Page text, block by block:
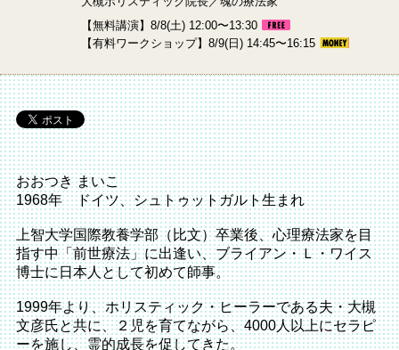
【無料講演】8/8(土) 12:00〜13:30
【有料ワークショップ】8/9(日) 14:45〜16:15
おおつき まいこ
1968年 ドイツ、シュトゥットガルト生まれ
上智大学国際教養学部（比文）卒業後、心理療法家を目
指す中「前世療法」に出逢い、ブライアン・Ｌ・ワイス
博士に日本人として初めて師事。
1999年より、ホリスティック・ヒーラーである夫・大槻
文彦氏と共に、２児を育てながら、4000人以上にセラピ
ーを施し、霊的成長を促してきた。